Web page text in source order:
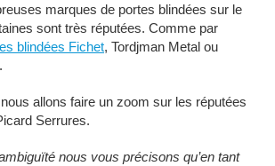
marques de portes blindées sur le
sont très réputées. Comme par
blindées Fichet, Tordjman Metal ou
nous allons faire un zoom sur les réputées
Serrures.
nous vous précisons qu’en tant